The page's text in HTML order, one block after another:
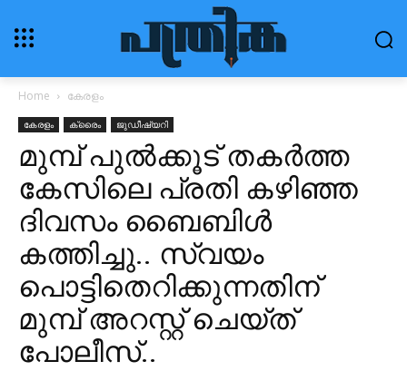
Home കേരളം
കേരളം ക്രൈം ജുഡീഷ്യറി
മുമ്പ് പുൽക്കൂട് തകർത്ത
കേസിലെ പ്രതി കഴിഞ്ഞ
ദിവസം ബൈബിൾ
കത്തിച്ചു.. സ്വയം
പൊട്ടിതെറിക്കുന്നതിന്
മുമ്പ് അറസ്റ്റ് ചെയ്ത്
പോലീസ്..